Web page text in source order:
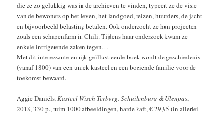
die ze zo gelukkig was in de archieven te vinden, typeert ze de visie
van de bewoners op het leven, het landgoed, reizen, huurders, de jacht
en bijvoorbeeld belasting betalen. Ook onderzocht ze hun projecten
zoals een schapenfarm in Chili. Tijdens haar onderzoek kwam ze
enkele intrigerende zaken tegen…
Met dit interessante en rijk geïllustreerde boek wordt de geschiedenis
(vanaf 1800) van een uniek kasteel en een boeiende familie voor de
toekomst bewaard.
Aggie Daniëls,Kasteel Wisch Terborg. Schuilenburg & Ulenpas,
2018, 330 p., ruim 1000 afbeeldingen, harde kaft, € 29,95 (in allerlei